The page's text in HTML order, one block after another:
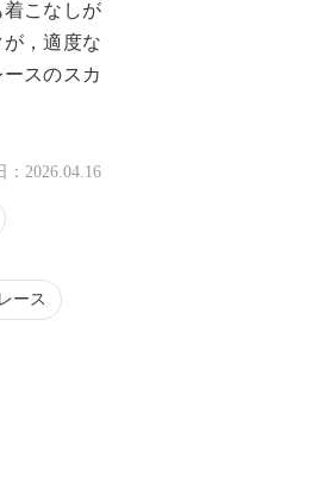
こなしが
，適度な
スのスカ
： 2026.04.16
レース